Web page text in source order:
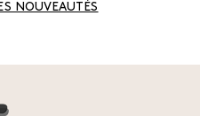
NOUVEAUTÉS